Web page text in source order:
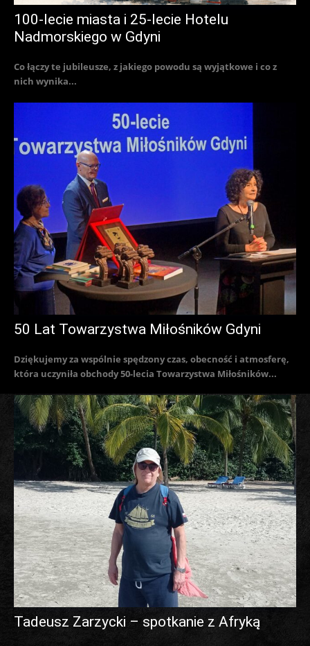
100-lecie miasta i 25-lecie Hotelu
Nadmorskiego w Gdyni
Co łączy te jubileusze, z jakiego powodu są wyjątkowe i co z
nich wynika...
50 Lat Towarzystwa Miłośników Gdyni
Dziękujemy za wspólnie spędzony czas, obecność i atmosferę,
która uczyniła obchody 50-lecia Towarzystwa Miłośników...
Tadeusz Zarzycki – spotkanie z Afryką